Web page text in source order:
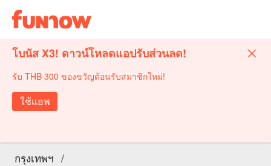
โบนัส X3! ดาวน์โหลดแอปรับส่วนลด!
รับ THB 300 ของขวัญต้อนรับสมาชิกใหม่!
ใช้แอพ
กรุงเทพฯ /